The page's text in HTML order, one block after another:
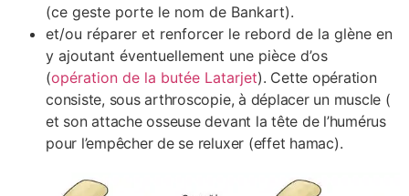
(ce geste porte le nom de Bankart).
et/ou réparer et renforcer le rebord de la glène en
y ajoutant éventuellement une pièce d’os
(opération de la butée Latarjet). Cette opération
consiste, sous arthroscopie, à déplacer un muscle (
et son attache osseuse devant la tête de l’humérus
pour l’empêcher de se reluxer (effet hamac).